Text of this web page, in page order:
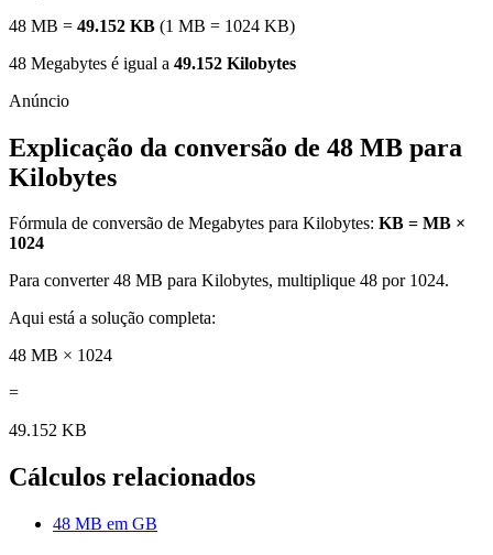
48 MB = 49.152 KB (1 MB = 1024 KB)
48 Megabytes é igual a 49.152 Kilobytes
Explicação da conversão de 48 MB para
Kilobytes
Fórmula de conversão de Megabytes para Kilobytes: KB = MB ×
1024
Para converter 48 MB para Kilobytes, multiplique 48 por 1024.
Aqui está a solução completa:
48 MB × 1024
=
49.152 KB
Cálculos relacionados
48 MB em GB